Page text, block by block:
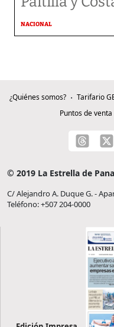
NACIONAL
¿Quiénes somos? Tarifario
Puntos de venta
© 2019 La Estrella de
C/ Alejandro A. Duque G. -
Teléfono: +507 204-0000